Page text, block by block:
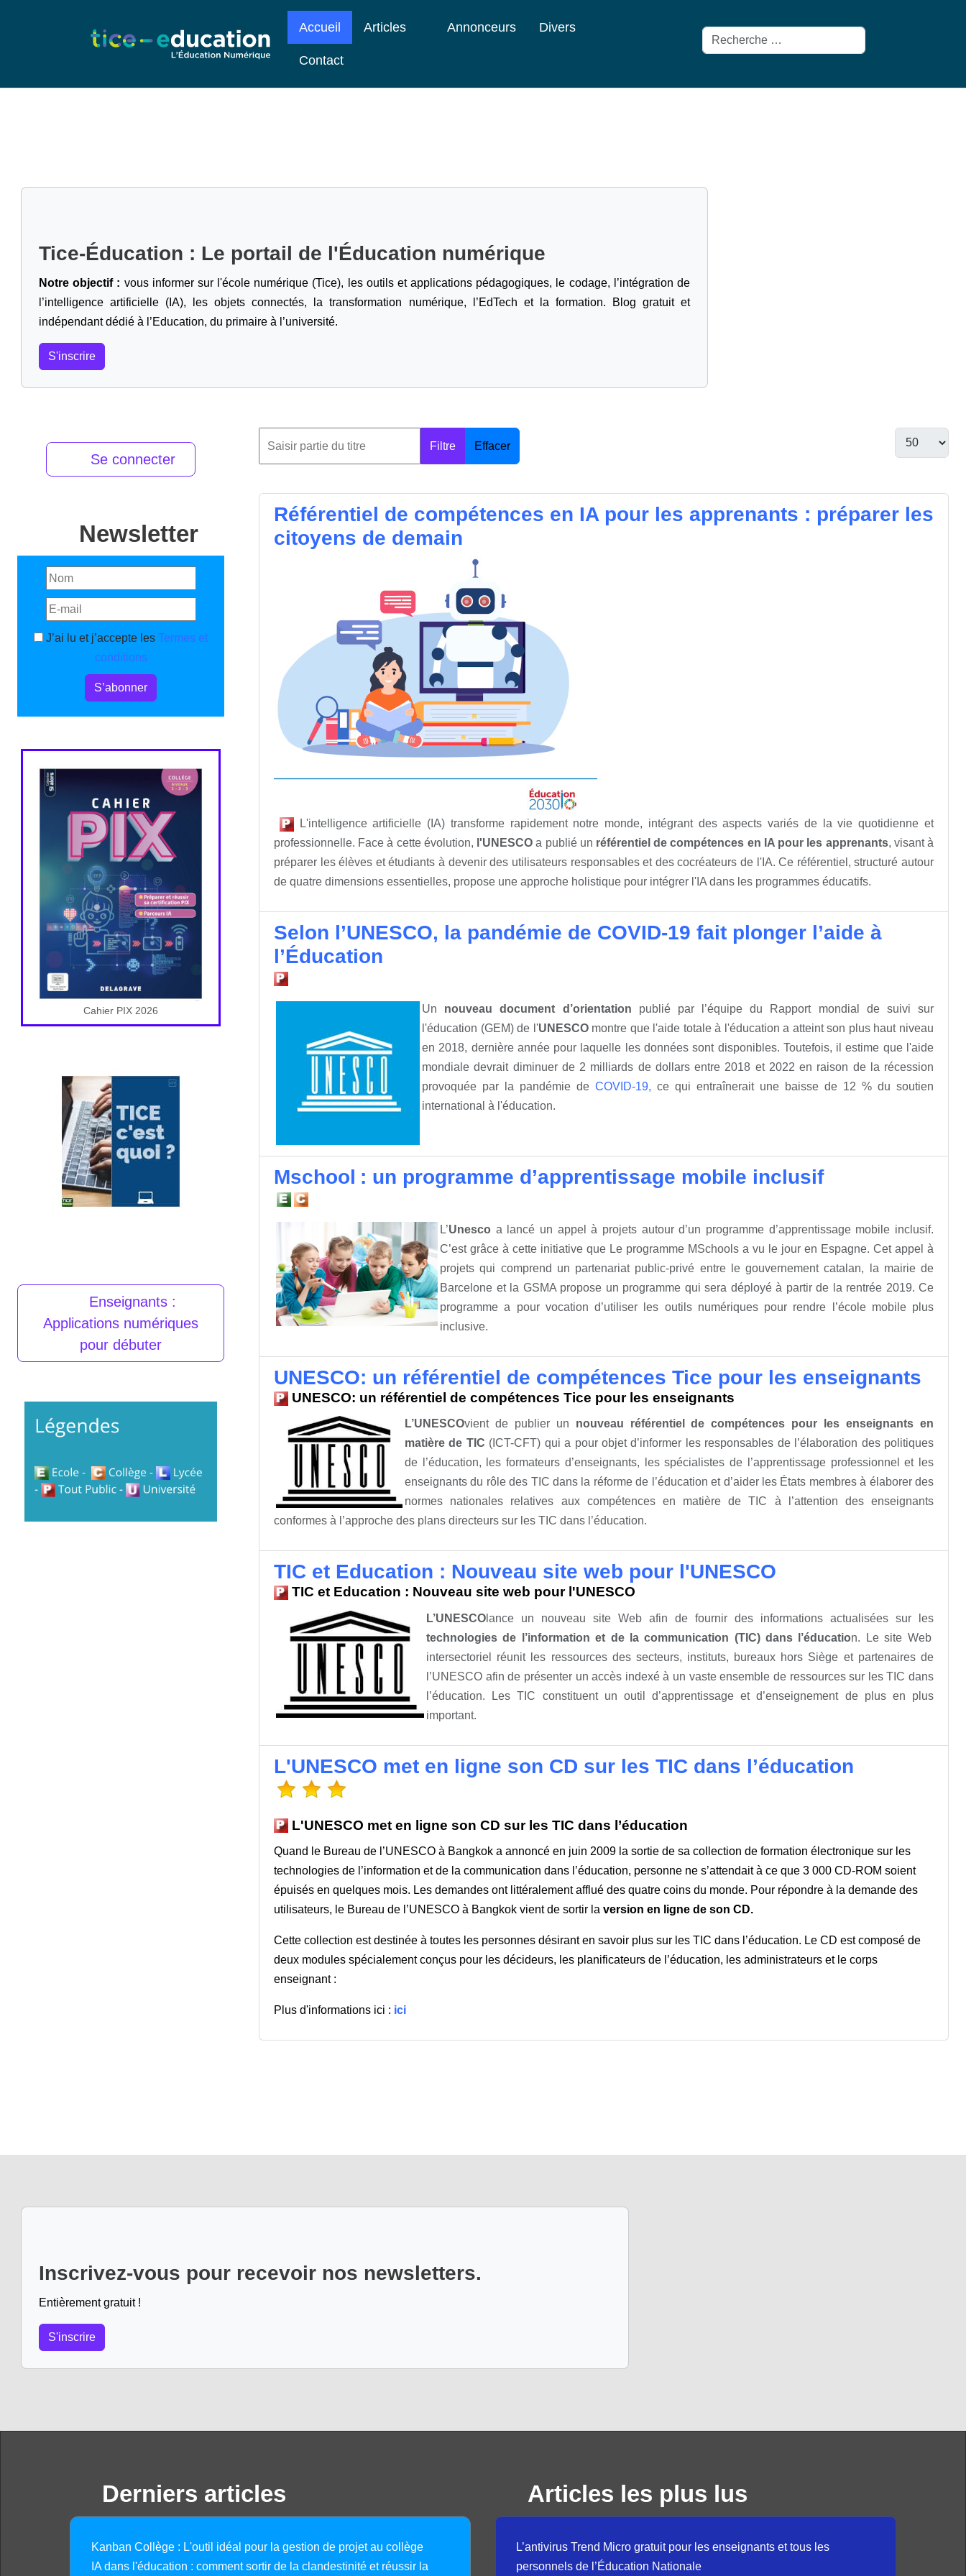
Accueil Articles Annonceurs Divers
Contact
Rechercher
Tice-Éducation : Le portail de l'Éducation numérique
Notre objectif : vous informer sur l'école numérique (Tice), les outils et applications pédagogiques, le codage,
l’intégration de
l’intelligence artificielle (IA), les objets connectés, la transformation numérique, l’EdTech et la formation. Blog gratuit et
indépendant dédié à l’Education, du primaire à l’université.
S'inscrire
Se connecter
Newsletter
J’ai lu et j’accepte les Termes et
conditions
S’abonner
Cahier PIX 2026
Enseignants :
Applications numériques
pour débuter
Filtre Effacer
Référentiel de compétences en IA pour les apprenants : préparer les
citoyens de demain
L'intelligence artificielle (IA) transforme rapidement notre monde, intégrant des aspects variés de la vie quotidienne et
professionnelle. Face à cette évolution, l'UNESCO a publié un référentiel de compétences en IA pour les apprenants, visant à
préparer les élèves et étudiants à devenir des utilisateurs responsables et des cocréateurs de l'IA. Ce référentiel, structuré autour
de quatre dimensions essentielles, propose une approche holistique pour intégrer l'IA dans les programmes éducatifs.
Selon l’UNESCO, la pandémie de COVID-19 fait plonger l’aide à
l’Éducation
Un nouveau document d’orientation publié par l’équipe du Rapport mondial de suivi sur
l'éducation (GEM) de l'UNESCOmontre que l'aide totale à l'éducation a atteint son plus haut niveau
en 2018, dernière année pour laquelle les données sont disponibles. Toutefois, il estime que l'aide
mondiale devrait diminuer de 2 milliards de dollars entre 2018 et 2022 en raison de la récession
provoquée par la pandémie de COVID-19, ce qui entraînerait une baisse de 12 % du soutien
international à l'éducation.
Mschool : un programme d’apprentissage mobile inclusif
L’Unesco a lancé un appel à projets autour d’un programme d’apprentissage mobile inclusif.
C’est grâce à cette initiative que Le programme MSchools a vu le jour en Espagne. Cet appel à
projets qui comprend un partenariat public-privé entre le gouvernement catalan, la mairie de
Barcelone et la GSMA propose un programme qui sera déployé à partir de la rentrée 2019. Ce
programme a pour vocation d’utiliser les outils numériques pour rendre l’école mobile plus
inclusive.
UNESCO: un référentiel de compétences Tice pour les enseignants
UNESCO: un référentiel de compétences Tice pour les enseignants
L’UNESCOvient de publier un nouveau référentiel de compétences pour les enseignants en
matière de TIC (ICT-CFT) qui a pour objet d’informer les responsables de l’élaboration des politiques
de l’éducation, les formateurs d’enseignants, les spécialistes de l’apprentissage professionnel et les
enseignants du rôle des TIC dans la réforme de l’éducation et d’aider les États membres à élaborer des
normes nationales relatives aux compétences en matière de TIC à l’attention des enseignants
conformes à l’approche des plans directeurs sur les TIC dans l’éducation.
TIC et Education : Nouveau site web pour l'UNESCO
TIC et Education : Nouveau site web pour l'UNESCO
L’UNESCO lance un nouveau site Web afin de fournir des informations actualisées sur les
technologies de l’information et de la communication (TIC) dans l’éducation. Le site Web
intersectoriel réunit les ressources des secteurs, instituts, bureaux hors Siège et partenaires de
l’UNESCO afin de présenter un accès indexé à un vaste ensemble de ressources sur les TIC dans
l’éducation. Les TIC constituent un outil d’apprentissage et d’enseignement de plus en plus
important.
L'UNESCO met en ligne son CD sur les TIC dans l’éducation
L'UNESCO met en ligne son CD sur les TIC dans l’éducation
Quand le Bureau de l’UNESCO à Bangkok a annoncé en juin 2009 la sortie de sa collection de formation électronique sur les
technologies de l’information et de la communication dans l’éducation, personne ne s’attendait à ce que 3 000 CD-ROM soient
épuisés en quelques mois. Les demandes ont littéralement afflué des quatre coins du monde. Pour répondre à la demande des
utilisateurs, le Bureau de l’UNESCO à Bangkok vient de sortir la version en ligne de son CD.
Cette collection est destinée à toutes les personnes désirant en savoir plus sur les TIC dans l’éducation. Le CD est composé de
deux modules spécialement conçus pour les décideurs, les planificateurs de l’éducation, les administrateurs et le corps
enseignant :
Plus d'informations ici : ici
Inscrivez-vous pour recevoir nos newsletters.
Entièrement gratuit !
S'inscrire
Derniers articles
Kanban Collège : L'outil idéal pour la gestion de projet au collège
IA dans l'éducation : comment sortir de la clandestinité et réussir la
Articles les plus lus
L’antivirus Trend Micro gratuit pour les enseignants et tous les
personnels de l’Éducation Nationale